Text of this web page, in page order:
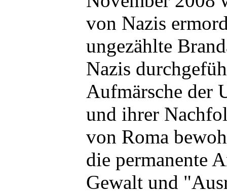
von Nazis
ungezählte
Nazis
Aufmärsche der
und ihrer
von Roma
die permanente
Gewalt und